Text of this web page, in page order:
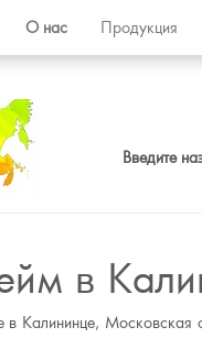
О нас Продукция
Введите
в
в Калининце, Московская